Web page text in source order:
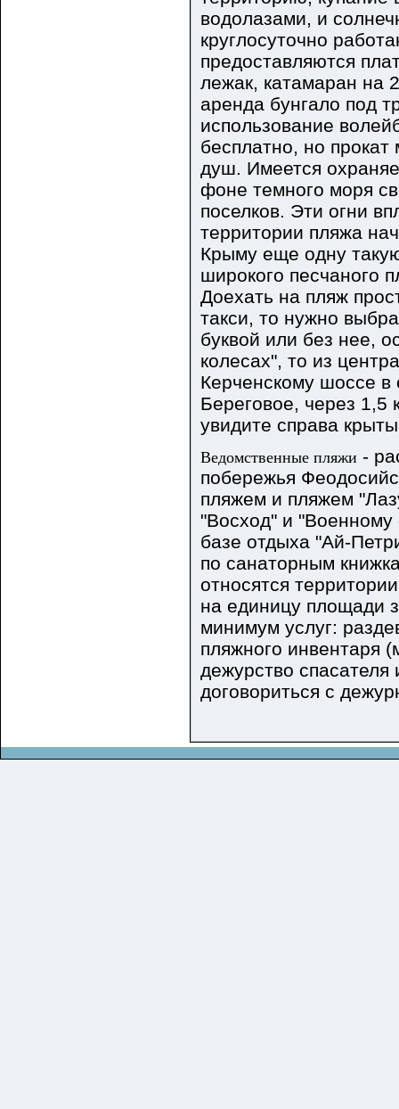
водолазами, и
круглосуточно
предоставляются
лежак, катамаран на
аренда бунгало под
использование
бесплатно, но прокат
душ. Имеется
фоне темного моря
поселков. Эти огни
территории пляжа
Крыму еще одну
широкого песчаного
Доехать на пляж
такси, то нужно
буквой или без нее,
колесах", то из
Керченскому шоссе в
Береговое, через 1,5
увидите справа
Ведомственные пляжи -
побережья
пляжем и пляжем
"Восход" и
базе отдыха "Ай-
по санаторным
относятся
на единицу площади
минимум услуг:
пляжного инвентаря
дежурство
договориться с